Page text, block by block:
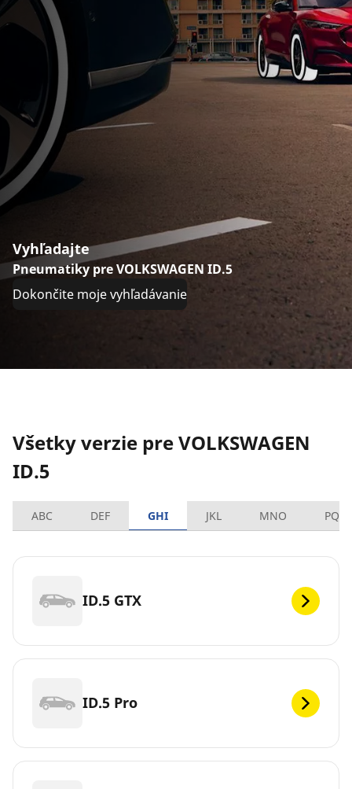
Vyhľadajte
Pneumatiky pre VOLKSWAGEN ID.5
Dokončite moje vyhľadávanie
Všetky verzie pre VOLKSWAGEN
ID.5
ABC DEF GHI JKL MNO PQRS
ID.5 GTX
ID.5 Pro